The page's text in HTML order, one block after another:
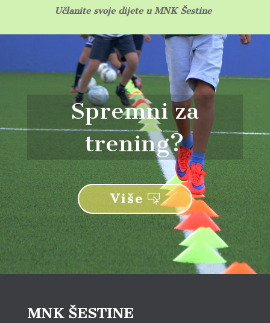
Učlanite svoje dijete u MNK Šestine
Spremni za
trening?
Više
MNK ŠESTINE